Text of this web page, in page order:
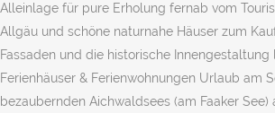
Alleinlage für pure Erholung fernab vom
Allgäu und schöne naturnahe Häuser zum
Fassaden und die historische
Ferienhäuser & Ferienwohnungen Urlaub
bezaubernden Aichwaldsees (am Faaker